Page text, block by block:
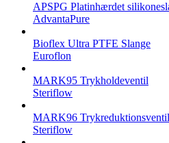
APSPG Platinhærdet
AdvantaPure
Bioflex Ultra PTFE Slange
Euroflon
MARK95 Trykholdeventil
Steriflow
MARK96 Trykreduktionsventil
Steriflow